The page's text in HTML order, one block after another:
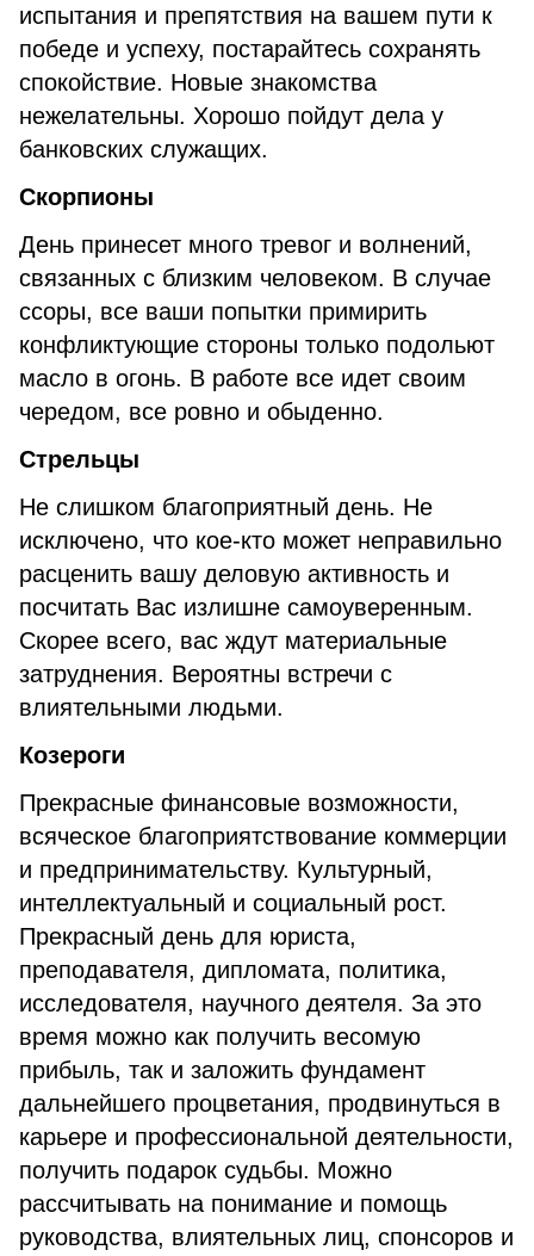
испытания и препятствия на вашем пути к
победе и успеху, постарайтесь сохранять
спокойствие. Новые знакомства
нежелательны. Хорошо пойдут дела у
банковских служащих.
Скорпионы
День принесет много тревог и волнений,
связанных с близким человеком. В случае
ссоры, все ваши попытки примирить
конфликтующие стороны только подольют
масло в огонь. В работе все идет своим
чередом, все ровно и обыденно.
Стрельцы
Не слишком благоприятный день. Не
исключено, что кое-кто может неправильно
расценить вашу деловую активность и
посчитать Вас излишне самоуверенным.
Скорее всего, вас ждут материальные
затруднения. Вероятны встречи с
влиятельными людьми.
Козероги
Прекрасные финансовые возможности,
всяческое благоприятствование коммерции
и предпринимательству. Культурный,
интеллектуальный и социальный рост.
Прекрасный день для юриста,
преподавателя, дипломата, политика,
исследователя, научного деятеля. За это
время можно как получить весомую
прибыль, так и заложить фундамент
дальнейшего процветания, продвинуться в
карьере и профессиональной деятельности,
получить подарок судьбы. Можно
рассчитывать на понимание и помощь
руководства, влиятельных лиц, спонсоров и